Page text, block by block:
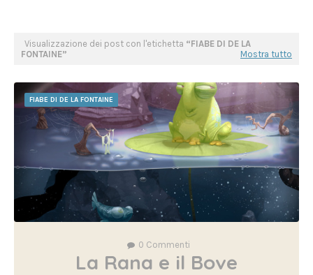
Visualizzazione dei post con l'etichetta
FIABE DI DE LA
FONTAINE
Mostra tutto
FIABE DI DE LA FONTAINE
0 Commenti
La Rana e il Bove